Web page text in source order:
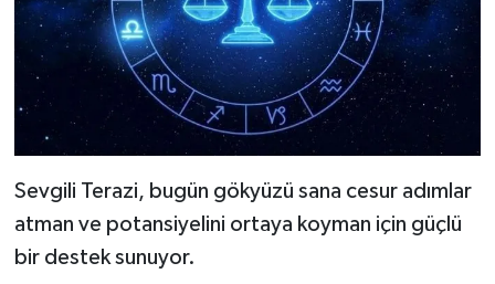
Sevgili Terazi, bugün gökyüzü sana cesur adımlar
atman ve potansiyelini ortaya koyman için güçlü
bir destek sunuyor.